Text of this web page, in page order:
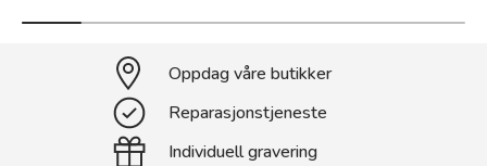
Oppdag våre butikker
Reparasjonstjeneste
Individuell gravering